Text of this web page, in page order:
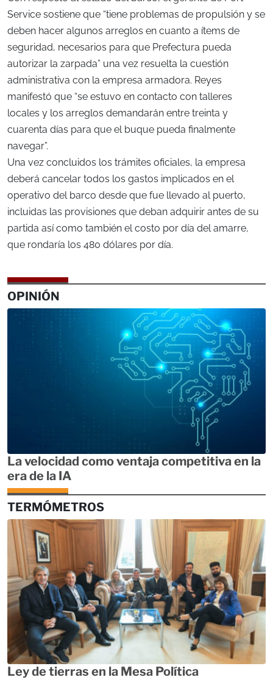
Service sostiene que “tiene problemas de propulsión y se
deben hacer algunos arreglos en cuanto a ítems de
seguridad, necesarios para que Prefectura pueda
autorizar la zarpada” una vez resuelta la cuestión
administrativa con la empresa armadora. Reyes
manifestó que “se estuvo en contacto con talleres
locales y los arreglos demandarán entre treinta y
cuarenta días para que el buque pueda finalmente
navegar”.
Una vez concluidos los trámites oficiales, la empresa
deberá cancelar todos los gastos implicados en el
operativo del barco desde que fue llevado al puerto,
incluidas las provisiones que deban adquirir antes de su
partida así como también el costo por día del amarre,
que rondaría los 480 dólares por día.
OPINIÓN
La velocidad como ventaja competitiva en la
era de la IA
TERMÓMETROS
Ley de tierras en la Mesa Política